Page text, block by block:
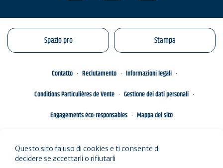
Spazio pro Stampa
Contatto Reclutamento
Informazioni legali
Conditions Particulières de Vente
Gestione dei dati personali
Engagements éco-responsables
Mappa del sito
Questo sito fa uso di cookies e ti consente di
decidere se accettarli o rifiutarli